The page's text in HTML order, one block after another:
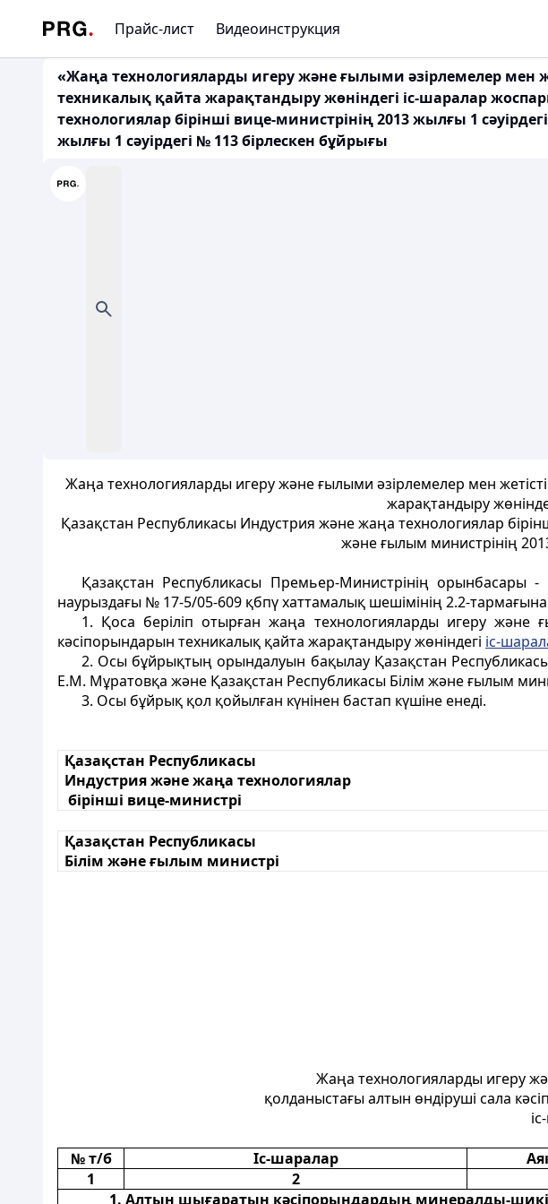
Прайс-лист Видеоинструкция
«Жаңа технологияларды игеру және ғылыми әзірлемелер мен
техникалық қайта жарақтандыру жөніндегі іс-шаралар
технологиялар бірінші вице-министрінің 2013 жылғы 1
жылғы 1 сәуірдегі № 113 бірлескен бұйрығы
Жаңа технологияларды игеру және ғылыми әзірлемелер мен
жарақтандыру
Қазақстан Республикасы Индустрия және жаңа технологиялар
және ғылым министрінің
Қазақстан Республикасы Премьер-Министрінің
наурыздағы № 17-5/05-609 қбпү хаттамалық шешімінің 2.2-тармағына
1. Қоса беріліп отырған жаңа технологияларды игеру және
кәсіпорындарын техникалық қайта жарақтандыру жөніндегі іс-
2. Осы бұйрықтың орындалуын бақылау Қазақстан
Е.М. Мұратовқа және Қазақстан Республикасы Білім және ғылым
3. Осы бұйрық қол қойылған күнінен бастап күшіне енеді.
Қазақстан Республикасы
Индустрия және жаңа технологиялар
бірінші вице-министрі
Қазақстан Республикасы
Білім және ғылым министрі
Жаңа технологияларды игеру
қолданыстағы алтын өндіруші сала
№ т/б Іс-шаралар
1
2
1. Алтын шығаратын кәсіпорындардың минералды-